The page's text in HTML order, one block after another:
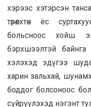
хэрээс хэтэрсэн
төрөлхтөн ёс
больсноос хойш
бэрхшээлтэй
хэлэхэд эдүгээ
харин зальхай,
боддог болсоноос
сүйрүүлэхэд нэгэнт